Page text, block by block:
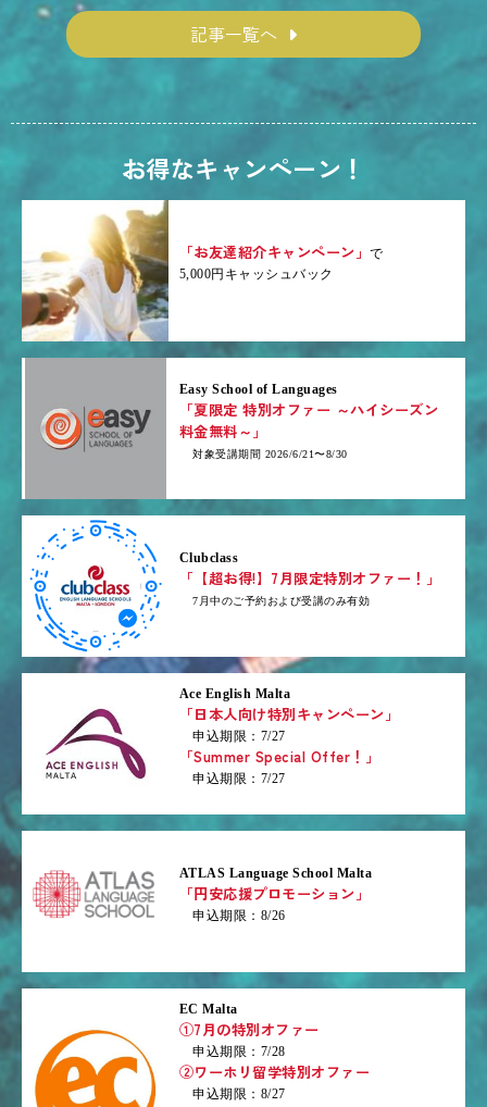
記事一覧へ
お得なキャンペーン！
「お友達紹介キャンペーン」で
5,000円キャッシュバック
Easy School of Languages
「夏限定 特別オファー ～ハイシーズン
料金無料～」
対象受講期間 2026/6/21〜8/30
Clubclass
「【超お得!】7月限定特別オファー！」
7月中のご予約および受講のみ有効
Ace English Malta
「日本人向け特別キャンペーン」
申込期限：7/27
「Summer Special Offer！」
申込期限：7/27
ATLAS Language School Malta
「円安応援プロモーション」
申込期限：8/26
EC Malta
①7月の特別オファー
申込期限：7/28
②ワーホリ留学特別オファー
申込期限：8/27